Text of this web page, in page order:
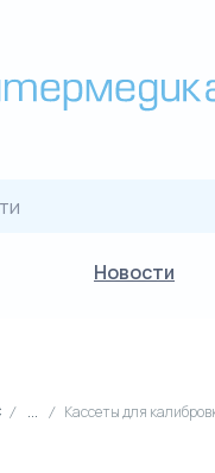
Новости
...